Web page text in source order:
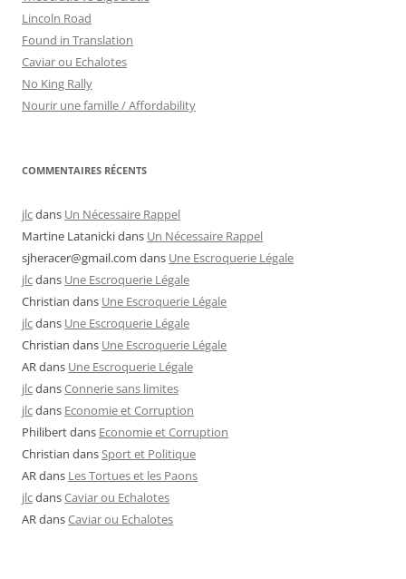
Lincoln Road
Found in Translation
Caviar ou Echalotes
No King Rally
Nourir une famille / Affordability
COMMENTAIRES RÉCENTS
jlcdans Un Nécessaire Rappel
Martine Latanickidans Un Nécessaire Rappel
sjheracer@gmail.com dans Une Escroquerie Légale
jlcdans Une Escroquerie Légale
Christian dans Une Escroquerie Légale
jlcdans Une Escroquerie Légale
Christian dans Une Escroquerie Légale
ARdans Une Escroquerie Légale
jlcdansConnerie sans limites
jlcdans Economie et Corruption
Philibertdans Economie et Corruption
Christian dansSport et Politique
ARdans Les Tortues et les Paons
jlcdansCaviar ou Echalotes
ARdansCaviar ou Echalotes